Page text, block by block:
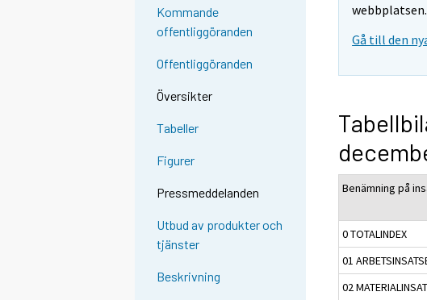
Kommande
offentliggöranden
Offentliggöranden
Översikter
Tabeller
Figurer
Pressmeddelanden
Utbud av produkter och
tjänster
Beskrivning
webbplatsen.
Gå till den
Benämning på
0 TOTALINDEX
01
02